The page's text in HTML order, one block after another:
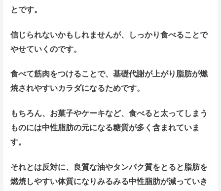
とです。
信じられないかもしれませんが、しっかり食べることで
やせていくのです。
食べて筋肉をつけることで、基礎代謝が上がり脂肪が燃
焼されやすいカラダになるためです。
もちろん、お菓子やケーキなど、食べると太ってしまう
ものには中性脂肪の元になる糖質が多く含まれていま
す。
それとは反対に、良質な油やタンパク質をとると脂肪を
燃焼しやすい体質になりみるみる中性脂肪が減っていき